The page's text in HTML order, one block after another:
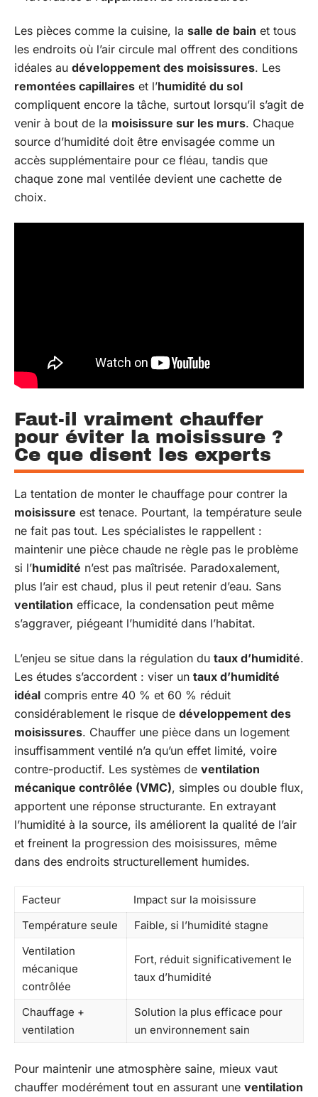
Les pièces comme la cuisine, la salle de bain et tous
les endroits où l’air circule mal offrent des conditions
idéales au développement des moisissures. Les
remontées capillaires et l’humidité du sol
compliquent encore la tâche, surtout lorsqu’il s’agit de
venir à bout de la moisissure sur les murs. Chaque
source d’humidité doit être envisagée comme un
accès supplémentaire pour ce fléau, tandis que
chaque zone mal ventilée devient une cachette de
choix.
Faut-il vraiment chauffer
pour éviter la moisissure ?
Ce que disent les experts
La tentation de monter le chauffage pour contrer la
moisissure est tenace. Pourtant, la température seule
ne fait pas tout. Les spécialistes le rappellent :
maintenir une pièce chaude ne règle pas le problème
si l’humidité n’est pas maîtrisée. Paradoxalement,
plus l’air est chaud, plus il peut retenir d’eau. Sans
ventilation efficace, la condensation peut même
s’aggraver, piégeant l’humidité dans l’habitat.
L’enjeu se situe dans la régulation du taux d’humidité.
Les études s’accordent : viser un taux d’humidité
idéal compris entre 40 % et 60 % réduit
considérablement le risque de développement des
moisissures. Chauffer une pièce dans un logement
insuffisamment ventilé n’a qu’un effet limité, voire
contre-productif. Les systèmes de ventilation
mécanique contrôlée (VMC), simples ou double flux,
apportent une réponse structurante. En extrayant
l’humidité à la source, ils améliorent la qualité de l’air
et freinent la progression des moisissures, même
dans des endroits structurellement humides.
Facteur
Impact sur la moisissure
Température seule
Faible, si l’humidité stagne
Ventilation
mécanique
contrôlée
Fort, réduit significativement le
taux d’humidité
Chauffage +
ventilation
Solution la plus efficace pour
un environnement sain
Pour maintenir une atmosphère saine, mieux vaut
chauffer modérément tout en assurant une ventilation